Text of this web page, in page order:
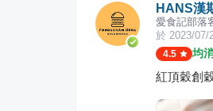
HANS漢
愛食記部落
於 2023/07/
4.5 均
紅頂穀創